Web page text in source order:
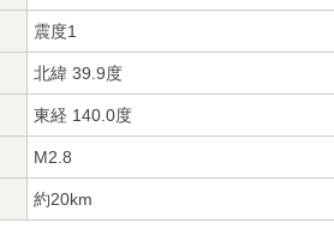
震度1
北緯 39.9度
東経 140.0度
M2.8
約20km